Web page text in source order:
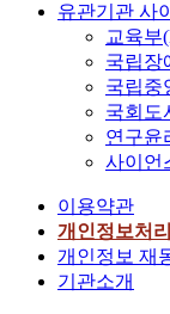
유관기관 사
교육부
국립장
국립중
국회도
연구윤
사이언
이용약관
개인정보처
개인정보 재
기관소개